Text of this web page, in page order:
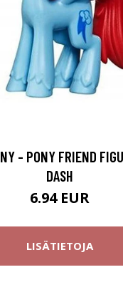
- PONY FRIEND
DASH
6.94 EUR
LISÄTIETOJA